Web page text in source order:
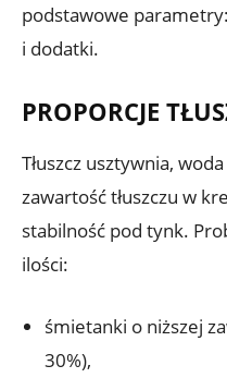
podstawowe
i dodatki.
PROPORCJE
Tłuszcz usztywnia,
zawartość tłuszczu w
stabilność pod tynk.
ilości:
śmietanki o niższej
30%),